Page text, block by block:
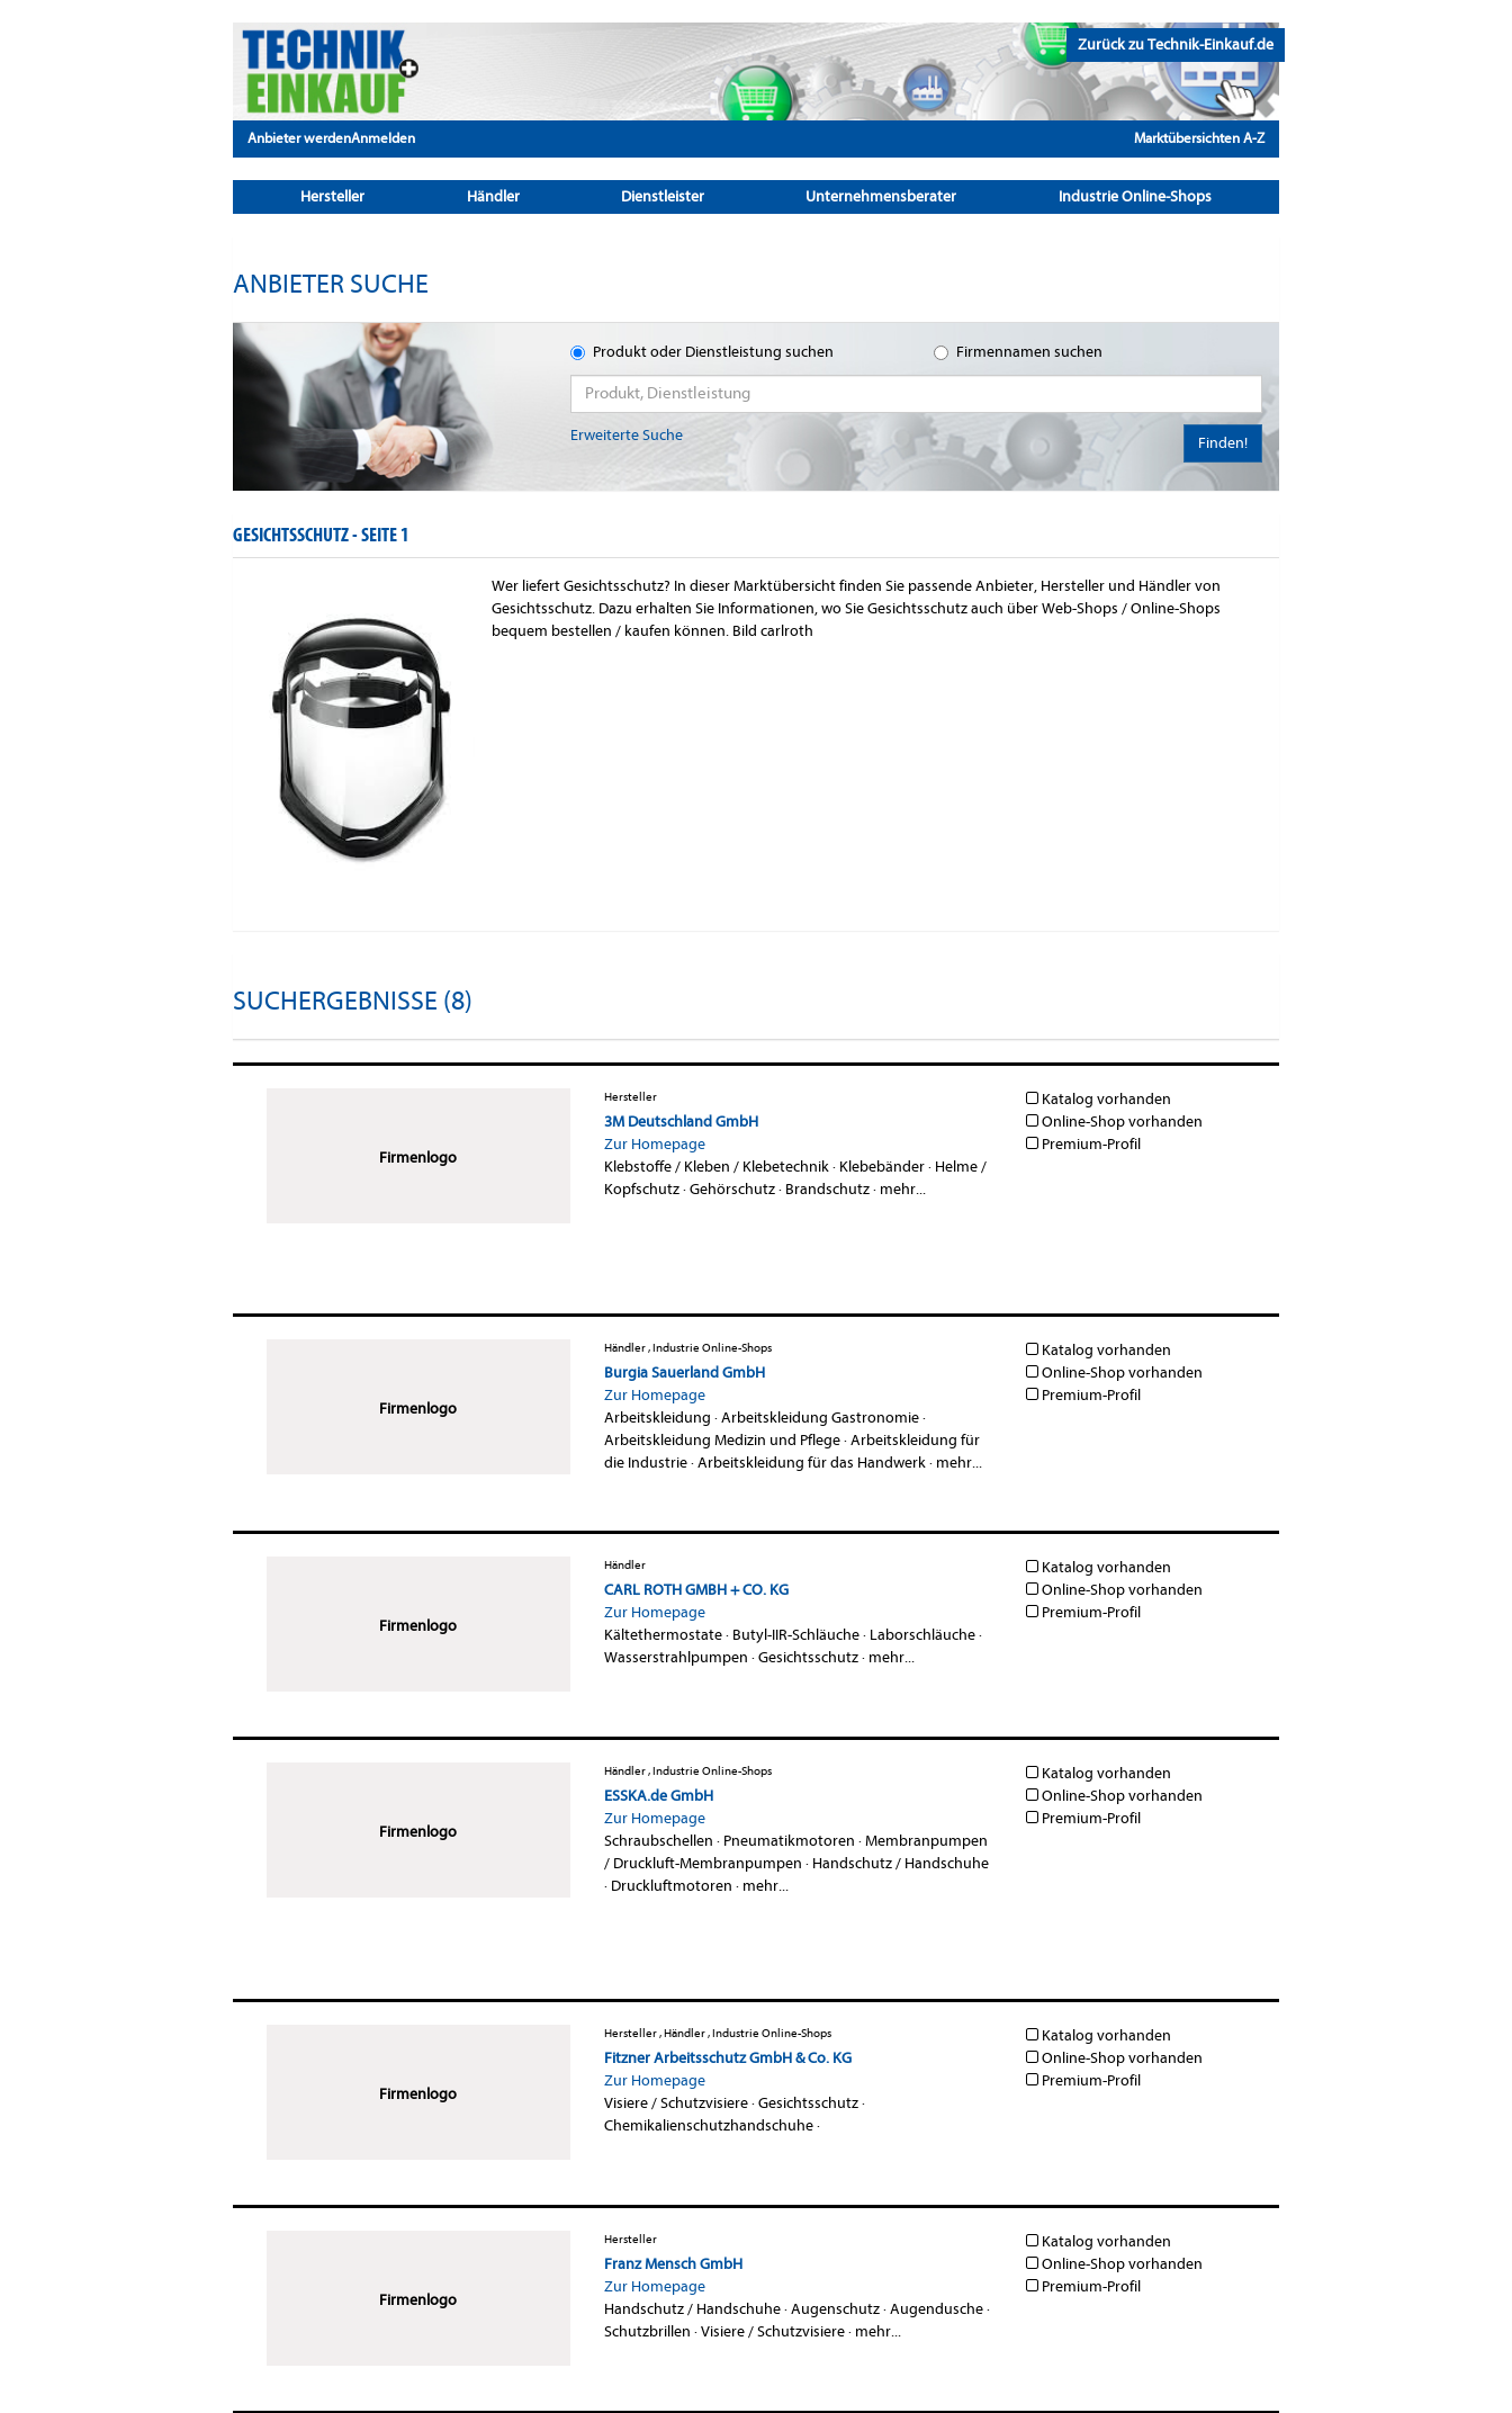
Zurück zu Technik-Einkauf.de
Anbieter werdenAnmelden Marktübersichten A-Z
Hersteller Händler Dienstleister Unternehmensberater Industrie Online-Shops
ANBIETER SUCHE
Produkt oder Dienstleistung suchen Firmennamen suchen
Erweiterte Suche Finden!
GESICHTSSCHUTZ -SEITE 1
Wer liefert Gesichtsschutz? In dieser Marktübersicht finden Sie passende Anbieter, Hersteller und Händler von
Gesichtsschutz. Dazu erhalten Sie Informationen, wo Sie Gesichtsschutz auch über Web-Shops / Online-Shops
bequem bestellen / kaufen können. Bild carlroth
SUCHERGEBNISSE (8)
Firmenlogo
Hersteller
3M Deutschland GmbH
Zur Homepage
Klebstoffe / Kleben / Klebetechnik· Klebebänder· Helme /
Kopfschutz·Gehörschutz· Brandschutz· mehr...
Katalog vorhanden
Online-Shop vorhanden
Premium-Profil
Firmenlogo
Händler , Industrie Online-Shops
Burgia Sauerland GmbH
Zur Homepage
Arbeitskleidung ·Arbeitskleidung Gastronomie·
Arbeitskleidung Medizin und Pflege·Arbeitskleidung für
die Industrie·Arbeitskleidung für das Handwerk· mehr...
Katalog vorhanden
Online-Shop vorhanden
Premium-Profil
Firmenlogo
Händler
CARL ROTH GMBH + CO. KG
Zur Homepage
Kältethermostate· Butyl-IIR-Schläuche· Laborschläuche·
Wasserstrahlpumpen ·Gesichtsschutz· mehr...
Katalog vorhanden
Online-Shop vorhanden
Premium-Profil
Firmenlogo
Händler , Industrie Online-Shops
ESSKA.de GmbH
Zur Homepage
Schraubschellen · Pneumatikmotoren ·Membranpumpen
/ Druckluft-Membranpumpen · Handschutz / Handschuhe
· Druckluftmotoren · mehr...
Katalog vorhanden
Online-Shop vorhanden
Premium-Profil
Firmenlogo
Hersteller , Händler , Industrie Online-Shops
Fitzner Arbeitsschutz GmbH & Co. KG
Zur Homepage
Visiere / Schutzvisiere·Gesichtsschutz·
Chemikalienschutzhandschuhe·
Katalog vorhanden
Online-Shop vorhanden
Premium-Profil
Firmenlogo
Hersteller
Franz Mensch GmbH
Zur Homepage
Handschutz / Handschuhe·Augenschutz·Augendusche·
Schutzbrillen ·Visiere / Schutzvisiere· mehr...
Katalog vorhanden
Online-Shop vorhanden
Premium-Profil